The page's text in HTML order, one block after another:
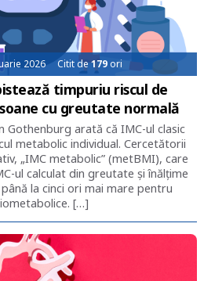
2026 Citit de179 ori
timpuriu riscul de
cu greutate normală
Gothenburg arată că IMC-ul clasic
metabolic individual. Cercetătorii
„IMC metabolic” (metBMI), care
ul calculat din greutate și înălțime
la cinci ori mai mare pentru
[…]